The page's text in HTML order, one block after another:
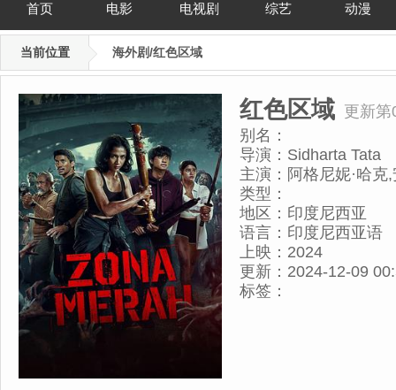
首页 电影 电视剧 综艺 动漫
当前位置 海外剧/红色区域
红色区域 更新第
别名：
导演： Sidharta Tata
主演： 阿格尼妮·哈克
迪,Devano
德拉
类型：
地区： 印度尼西亚
语言： 印度尼西亚语
上映： 2024
更新： 2024-12-09
标签：